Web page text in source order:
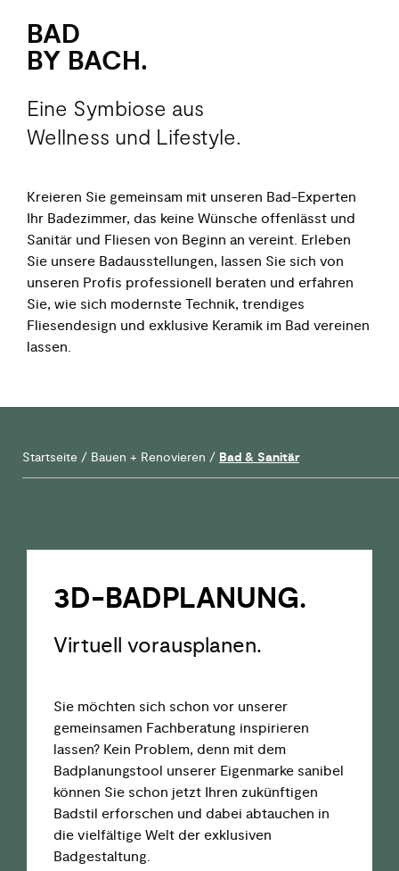
BAD
BY BACH.
Eine Symbiose aus
Wellness und Lifestyle.
Kreieren Sie gemeinsam mit unseren Bad-Experten
Ihr Badezimmer, das keine Wünsche offenlässt und
Sanitär und Fliesen von Beginn an vereint. Erleben
Sie unsere Badausstellungen, lassen Sie sich von
unseren Profis professionell beraten und erfahren
Sie, wie sich modernste Technik, trendiges
Fliesendesign und exklusive Keramik im Bad vereinen
lassen.
Startseite / Bauen + Renovieren / Bad & Sanitär
3D-BAD­­PLANUNG.
Virtuell vorausplanen.
Sie möchten sich schon vor unserer
gemeinsamen Fachberatung inspirieren
lassen? Kein Problem, denn mit dem
Badplanungstool unserer Eigenmarke sanibel
können Sie schon jetzt Ihren zukünftigen
Badstil erforschen und dabei abtauchen in
die vielfältige Welt der exklusiven
Badgestaltung.